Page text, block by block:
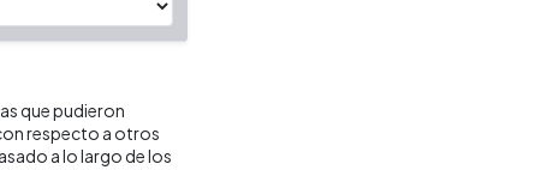
que pudieron
respecto a otros
a lo largo de los